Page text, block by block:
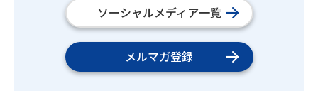
ソーシャルメディア一覧
メルマガ登録